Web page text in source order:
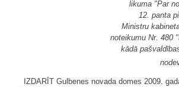
likuma "Par
12. panta
Ministru
noteikumu Nr. 480
kādā
IZDARĪT Gulbenes novada domes 2009.